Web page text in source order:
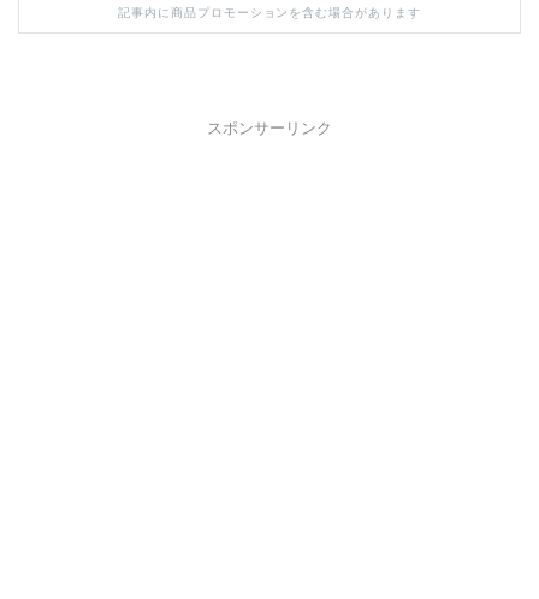
記事内に商品プロモーションを含む場合があります
スポンサーリンク